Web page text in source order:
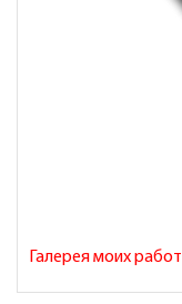
Галерея моих работ